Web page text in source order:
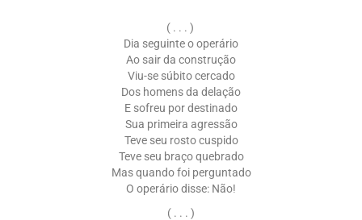
( . . . )
Dia seguinte o operário
Ao sair da construção
Viu-se súbito cercado
Dos homens da delação
E sofreu por destinado
Sua primeira agressão
Teve seu rosto cuspido
Teve seu braço quebrado
Mas quando foi perguntado
O operário disse: Não!
( . . . )